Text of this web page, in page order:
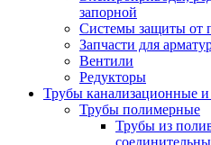
запорной
Системы защиты от
Запчасти для
Вентили
Редукторы
Трубы канализационные и
Трубы полимерные
Трубы из